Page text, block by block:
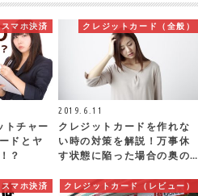
マホ決済
トチャー
ドとヤ
？
クレジットカード（全般）
2019.6.11
クレジットカードを作れな
い時の対策を解説！万事休
す状態に陥った場合の奥の…
マホ決済 クレジットカード（レビュー）